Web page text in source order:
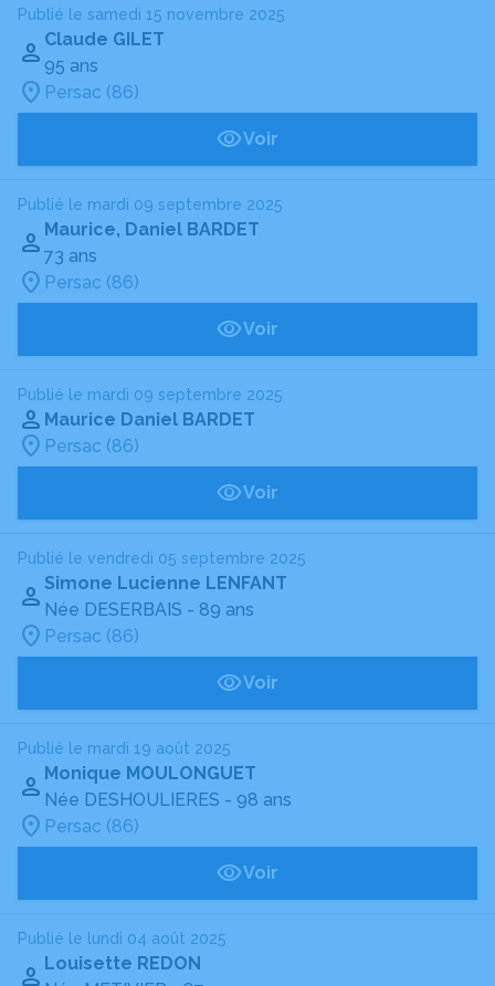
Publié le samedi 15 novembre 2025
Claude GILET
95 ans
Persac (86)
Voir
Publié le mardi 09 septembre 2025
Maurice, Daniel BARDET
73 ans
Persac (86)
Voir
Publié le mardi 09 septembre 2025
Maurice Daniel BARDET
Persac (86)
Voir
Publié le vendredi 05 septembre 2025
Simone Lucienne LENFANT
Née DESERBAIS - 89 ans
Persac (86)
Voir
Publié le mardi 19 août 2025
Monique MOULONGUET
Née DESHOULIERES - 98 ans
Persac (86)
Voir
Publié le lundi 04 août 2025
Louisette REDON